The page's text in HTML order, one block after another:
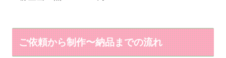
ご依頼から制作〜納品までの流れ